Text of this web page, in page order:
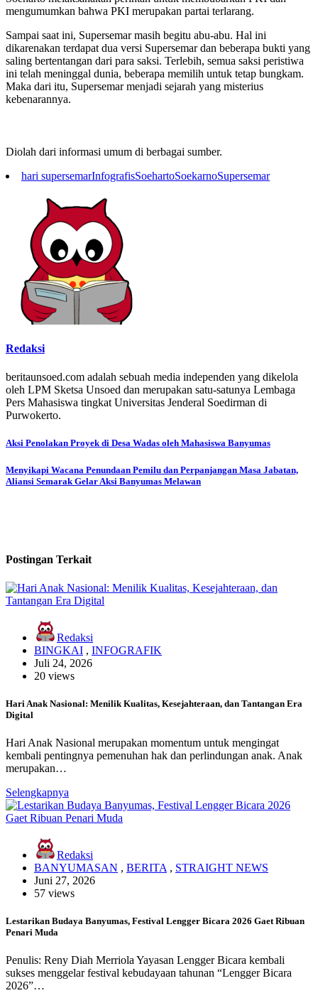
mengumumkan bahwa PKI merupakan partai terlarang.
Sampai saat ini, Supersemar masih begitu abu-abu. Hal ini
dikarenakan terdapat dua versi Supersemar dan beberapa bukti yang
saling bertentangan dari para saksi. Terlebih, semua saksi peristiwa
ini telah meninggal dunia, beberapa memilih untuk tetap bungkam.
Maka dari itu, Supersemar menjadi sejarah yang misterius
kebenarannya.
Diolah dari informasi umum di berbagai sumber.
hari supersemarInfografisSoehartoSoekarnoSupersemar
Redaksi
beritaunsoed.com adalah sebuah media independen yang dikelola
oleh LPM Sketsa Unsoed dan merupakan satu-satunya Lembaga
Pers Mahasiswa tingkat Universitas Jenderal Soedirman di
Purwokerto.
Aksi Penolakan Proyek di Desa Wadas oleh Mahasiswa Banyumas
Menyikapi Wacana Penundaan Pemilu dan Perpanjangan Masa Jabatan,
Aliansi Semarak Gelar Aksi Banyumas Melawan
Postingan Terkait
Redaksi
BINGKAI , INFOGRAFIK
Juli 24, 2026
20 views
Hari Anak Nasional: Menilik Kualitas, Kesejahteraan, dan Tantangan Era
Digital
Hari Anak Nasional merupakan momentum untuk mengingat
kembali pentingnya pemenuhan hak dan perlindungan anak. Anak
merupakan…
Selengkapnya
Redaksi
BANYUMASAN , BERITA , STRAIGHT NEWS
Juni 27, 2026
57 views
Lestarikan Budaya Banyumas, Festival Lengger Bicara 2026 Gaet Ribuan
Penari Muda
Penulis: Reny Diah Merriola Yayasan Lengger Bicara kembali
sukses menggelar festival kebudayaan tahunan “Lengger Bicara
2026”…